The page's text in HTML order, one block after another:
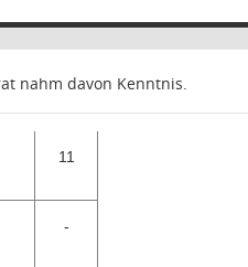
nahm davon Kenntnis.
11
-